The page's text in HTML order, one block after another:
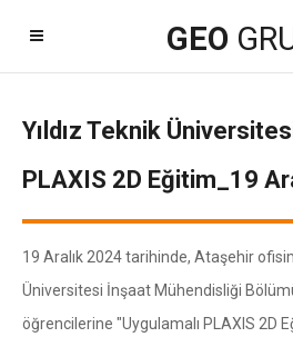
GEOgrup LİNK
GEO
Yıldız Teknik
PLAXIS 2D Eğitim_19
19 Aralık 2024 tarihinde, Ataşehir
Üniversitesi İnşaat Mühendisliği
öğrencilerine "Uygulamalı PLAXIS 2D